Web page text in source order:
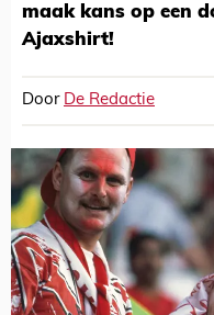
maak kans op een
Ajaxshirt!
Door De Redactie